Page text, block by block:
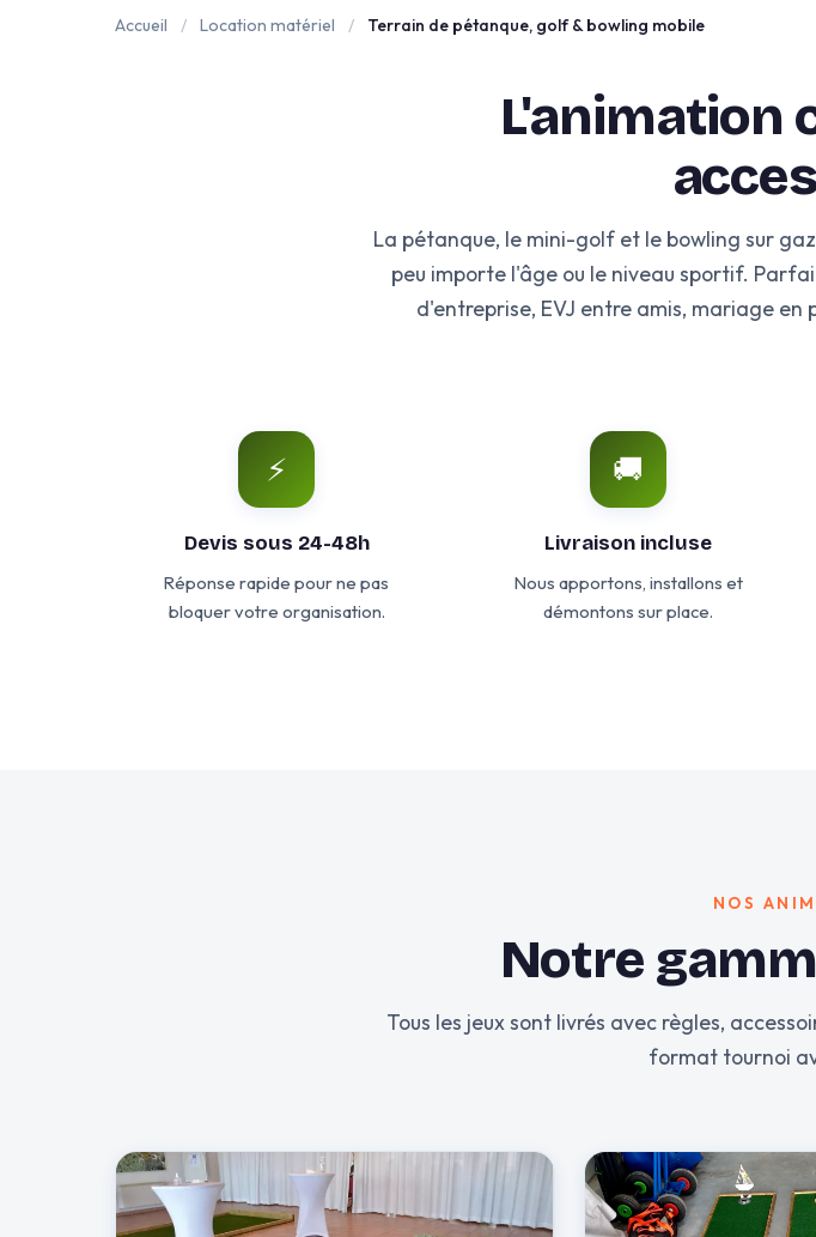
Accueil / Location matériel / Terrain de pétanque, golf & bowling mobile
L'animation
La pétanque, le mini-golf et le bowling sur
peu importe l'âge ou le niveau sportif.
d'entreprise, EVJ entre amis, mariage
⚡
Devis sous 24-48h
Réponse rapide pour ne pas
bloquer votre organisation.
🚚
Livraison incluse
Nous apportons, installons et
démontons sur place.
NOS
Notre
Tous les jeux sont livrés avec règles,
format tournoi